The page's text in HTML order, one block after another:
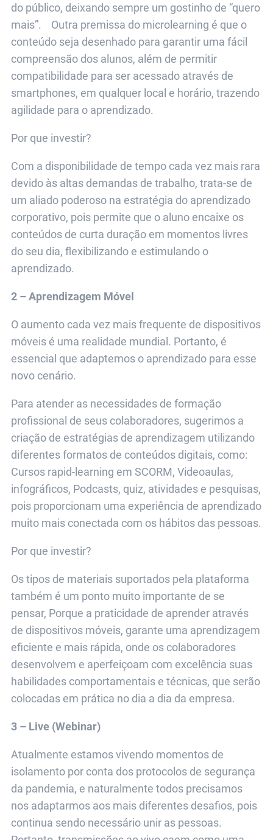
do público, deixando sempre um gostinho de “quero
mais”. Outra premissa do microlearning é que o
conteúdo seja desenhado para garantir uma fácil
compreensão dos alunos, além de permitir
compatibilidade para ser acessado através de
smartphones, em qualquer local e horário, trazendo
agilidade para o aprendizado.
Por que investir?
Com a disponibilidade de tempo cada vez mais rara
devido às altas demandas de trabalho, trata-se de
um aliado poderoso na estratégia do aprendizado
corporativo, pois permite que o aluno encaixe os
conteúdos de curta duração em momentos livres
do seu dia, flexibilizando e estimulando o
aprendizado.
2 – Aprendizagem Móvel
O aumento cada vez mais frequente de dispositivos
móveis é uma realidade mundial. Portanto, é
essencial que adaptemos o aprendizado para esse
novo cenário.
Para atender as necessidades de formação
profissional de seus colaboradores, sugerimos a
criação de estratégias de aprendizagem utilizando
diferentes formatos de conteúdos digitais, como:
Cursos rapid-learning em SCORM, Videoaulas,
infográficos, Podcasts, quiz, atividades e pesquisas,
pois proporcionam uma experiência de aprendizado
muito mais conectada com os hábitos das pessoas.
Por que investir?
Os tipos de materiais suportados pela plataforma
também é um ponto muito importante de se
pensar, Porque a praticidade de aprender através
de dispositivos móveis, garante uma aprendizagem
eficiente e mais rápida, onde os colaboradores
desenvolvem e aperfeiçoam com excelência suas
habilidades comportamentais e técnicas, que serão
colocadas em prática no dia a dia da empresa.
3 – Live (Webinar)
Atualmente estamos vivendo momentos de
isolamento por conta dos protocolos de segurança
da pandemia, e naturalmente todos precisamos
nos adaptarmos aos mais diferentes desafios, pois
continua sendo necessário unir as pessoas.